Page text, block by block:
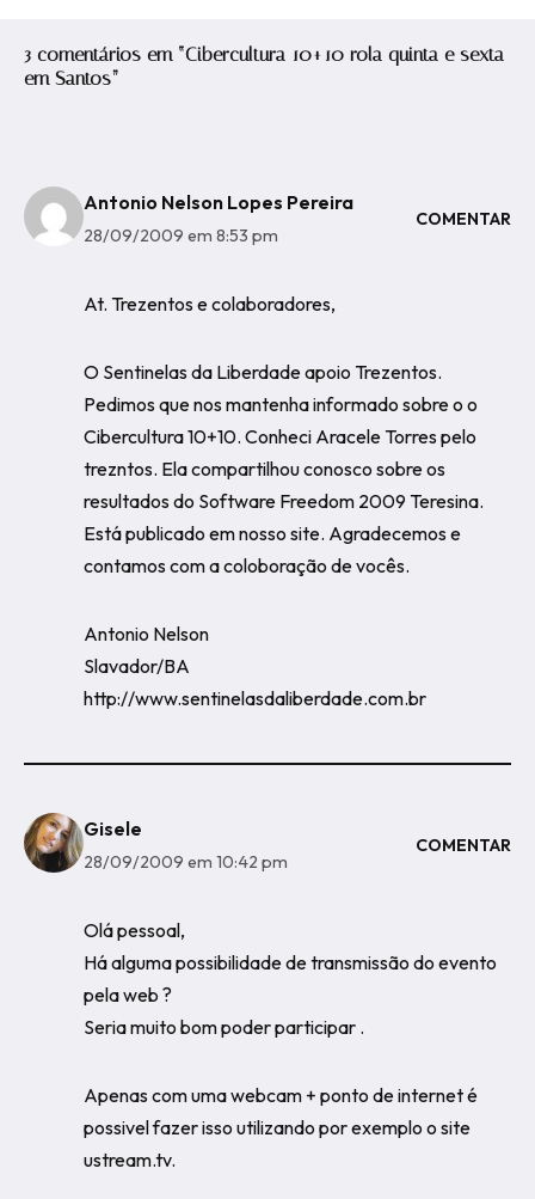
3 comentários em “Cibercultura 10+10 rola quinta e sexta
em Santos”
Antonio Nelson Lopes Pereira
28/09/2009 em 8:53 pm
COMENTAR
At. Trezentos e colaboradores,
O Sentinelas da Liberdade apoio Trezentos.
Pedimos que nos mantenha informado sobre o o
Cibercultura 10+10. Conheci Aracele Torres pelo
trezntos. Ela compartilhou conosco sobre os
resultados do Software Freedom 2009 Teresina.
Está publicado em nosso site. Agradecemos e
contamos com a coloboração de vocês.
Antonio Nelson
Slavador/BA
http://www.sentinelasdaliberdade.com.br
Gisele
28/09/2009 em 10:42 pm
COMENTAR
Olá pessoal,
Há alguma possibilidade de transmissão do evento
pela web ?
Seria muito bom poder participar .
Apenas com uma webcam + ponto de internet é
possivel fazer isso utilizando por exemplo o site
ustream.tv.